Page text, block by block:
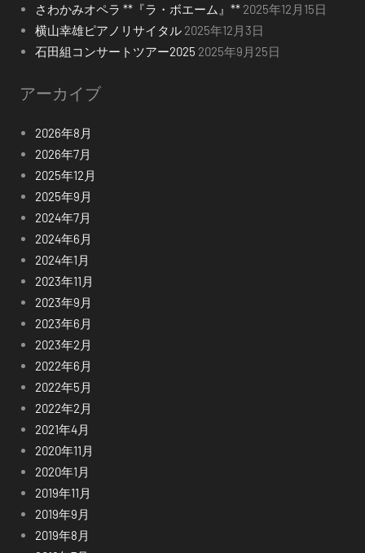
さわかみオペラ **『ラ・ボエーム』** 2025年12月15日
横山幸雄ピアノリサイタル 2025年12月3日
石田組コンサートツアー2025 2025年9月25日
アーカイブ
2026年8月
2026年7月
2025年12月
2025年9月
2024年7月
2024年6月
2024年1月
2023年11月
2023年9月
2023年6月
2023年2月
2022年6月
2022年5月
2022年2月
2021年4月
2020年11月
2020年1月
2019年11月
2019年9月
2019年8月